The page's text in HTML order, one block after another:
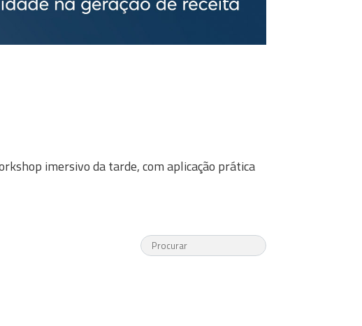
imersivo da tarde, com aplicação prática